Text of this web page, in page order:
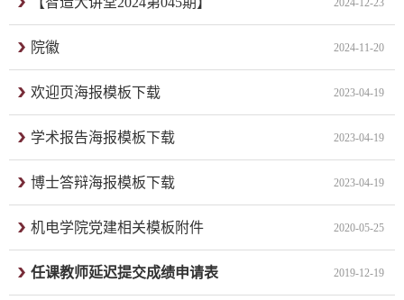
2024-12-23
院徽 2024-11-20
欢迎页海报模板下载 2023-04-19
学术报告海报模板下载 2023-04-19
博士答辩海报模板下载 2023-04-19
机电学院党建相关模板附件 2020-05-25
任课教师延迟提交成绩申请表 2019-12-19